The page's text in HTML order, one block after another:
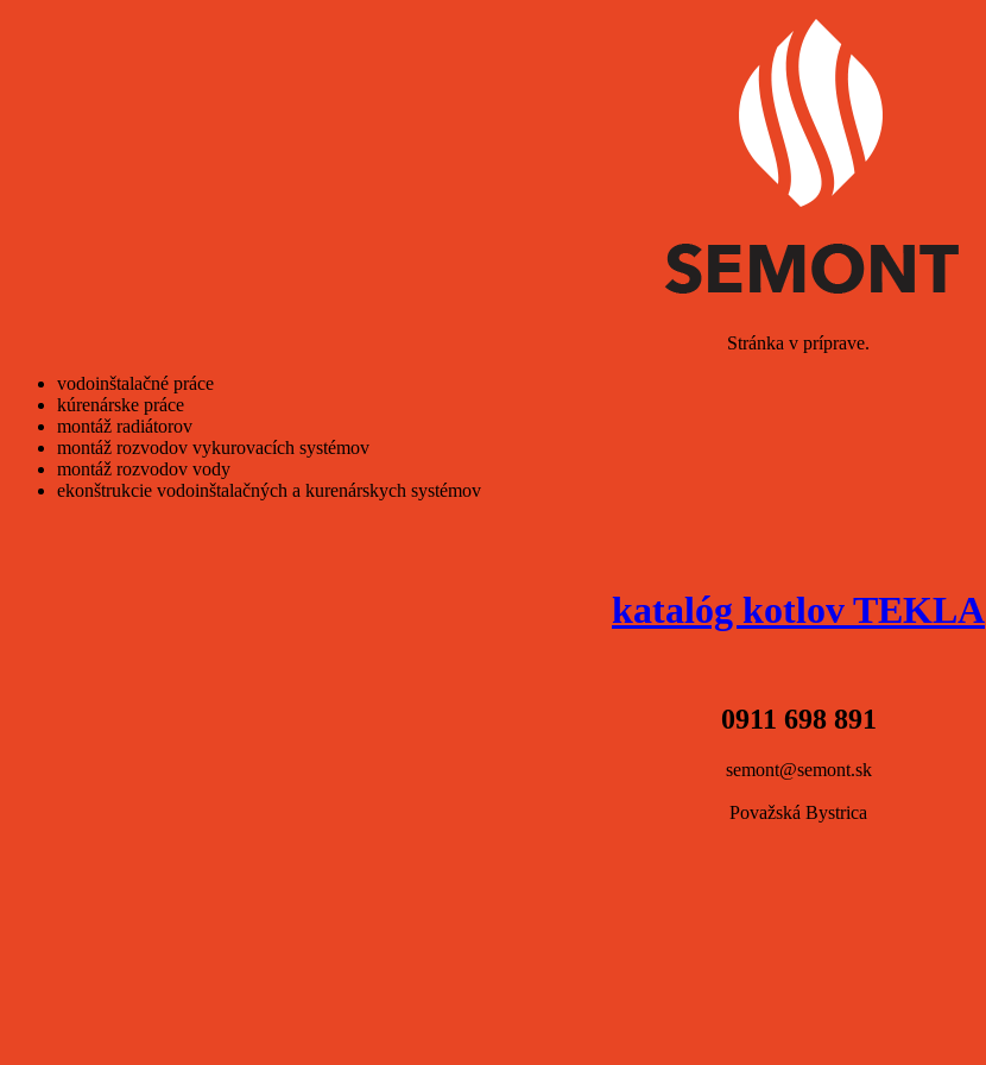
Stránka v príprave.
vodoinštalačné práce
kúrenárske práce
montáž radiátorov
montáž rozvodov vykurovacích systémov
montáž rozvodov vody
ekonštrukcie vodoinštalačných a kurenárskych systémov
katalóg kotlov TEKLA
0911 698 891
semont@semont.sk
Považská Bystrica